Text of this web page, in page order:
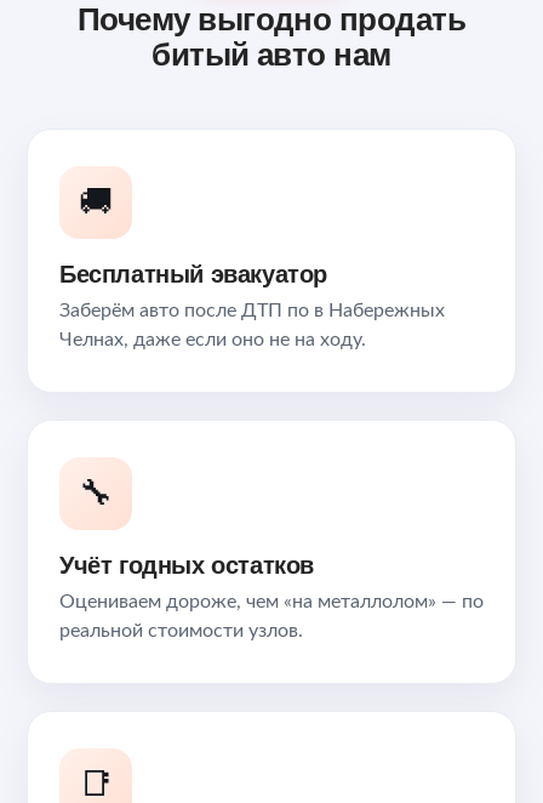
Почему выгодно продать
битый авто нам
🚚
Бесплатный эвакуатор
Заберём авто после ДТП по в Набережных
Челнах, даже если оно не на ходу.
🔧
Учёт годных остатков
Оцениваем дороже, чем «на металлолом» — по
реальной стоимости узлов.
📑